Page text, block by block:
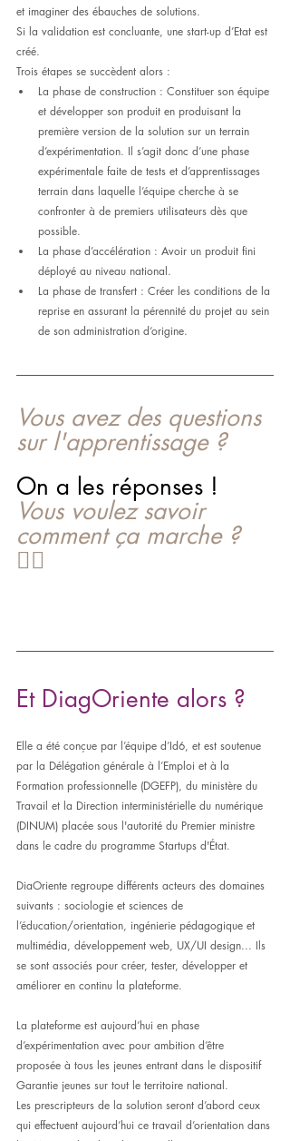
et imaginer des ébauches de solutions.
Si la validation est concluante, une start-up d’Etat est
créé.
Trois étapes se succèdent alors :
La phase de construction : Constituer son équipe
et développer son produit en produisant la
première version de la solution sur un terrain
d’expérimentation. Il s’agit donc d’une phase
expérimentale faite de tests et d’apprentissages
terrain dans laquelle l’équipe cherche à se
confronter à de premiers utilisateurs dès que
possible.
La phase d’accélération : Avoir un produit fini
déployé au niveau national.
La phase de transfert : Créer les conditions de la
reprise en assurant la pérennité du projet au sein
de son administration d‘origine.
Vous avez des questions
sur l'apprentissage ?
On a les réponses !
Vous voulez savoir
comment ça marche ?
👇🏼
Et DiagOriente alors ?
Elle a été conçue par l’équipe d’Id6, et est soutenue
par la Délégation générale à l’Emploi et à la
Formation professionnelle (DGEFP), du ministère du
Travail et la Direction interministérielle du numérique
(DINUM) placée sous l'autorité du Premier ministre
dans le cadre du programme Startups d'État.
DiaOriente regroupe différents acteurs des domaines
suivants : sociologie et sciences de
l’éducation/orientation, ingénierie pédagogique et
multimédia, développement web, UX/UI design... Ils
se sont associés pour créer, tester, développer et
améliorer en continu la plateforme.
La plateforme est aujourd’hui en phase
d’expérimentation avec pour ambition d’être
proposée à tous les jeunes entrant dans le dispositif
Garantie jeunes sur tout le territoire national.
Les prescripteurs de la solution seront d’abord ceux
qui effectuent aujourd’hui ce travail d’orientation dans